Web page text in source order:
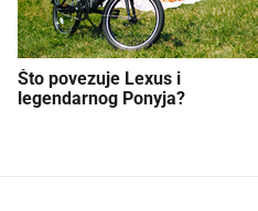
Što povezuje Lexus i
legendarnog Ponyja?